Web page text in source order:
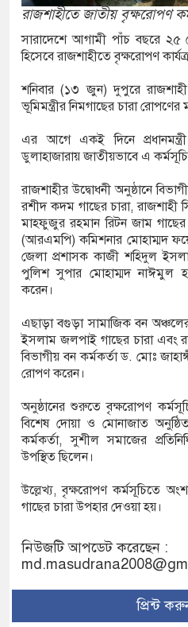
ও নিরাপদ নগরী হিসেবে গড়ে তুলতে
প্রশাসকের
সম্পর্কিত বিজয় মিছিল
কারবারী গ্রেপ্তার, ৬
ইয়াবা ও গাঁজাসহ ৬ মাদক কারবারি
বন্ধের দাবিতে রাজশাহীতে মানববন্ধন
রাজশাহীতে জাতীয় বৃক্ষরোপণ
সারাদেশে আগামী পাঁচ বছরে ২৫
হিসেবে রাজশাহীতে বৃক্ষরোপণ
শনিবার (১৩ জুন) দুপুরে রাজশাহী
ভূমিমন্ত্রীর নিমগাছের চারা
এর আগে একই দিনে
ডুলাহাজারায় জাতীয়ভাবে এ
রাজশাহীর উদ্বোধনী অনুষ্ঠানে
রশীদ কদম গাছের চারা, রাজশাহী
মাহফুজুর রহমান রিটন জাম
(আরএমপি) কমিশনার মোহাম্মদ
জেলা প্রশাসক কাজী শহিদুল
পুলিশ সুপার মোহাম্মদ নাঈমুল
করেন।
এছাড়া বগুড়া সামাজিক বন
ইসলাম জলপাই গাছের চারা এবং
বিভাগীয় বন কর্মকর্তা ড. মোঃ
রোপণ করেন।
অনুষ্ঠানের শুরুতে বৃক্ষরোপণ
বিশেষ দোয়া ও মোনাজাত অনুষ্ঠিত
কর্মকর্তা, সুশীল সমাজের
উপস্থিত ছিলেন।
উল্লেখ্য, বৃক্ষরোপণ কর্মসূচিতে
গাছের চারা উপহার দেওয়া হয়।
নিউজটি আপডেট করেছেন :
প্রিন্ট